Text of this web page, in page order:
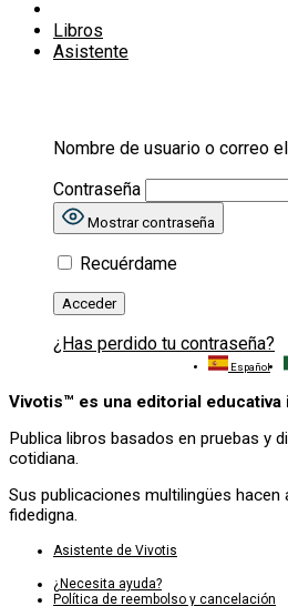
Libros
Asistente
Nombre de usuario o correo
Contraseña
Mostrar contraseña
Recuérdame
¿Has perdido tu contraseña?
Español
Vivotis™ es una editorial
Publica libros basados en pruebas y
cotidiana.
Sus publicaciones multilingües
fidedigna.
Asistente de Vivotis
¿Necesita ayuda?
Política de reembolso y cancelación